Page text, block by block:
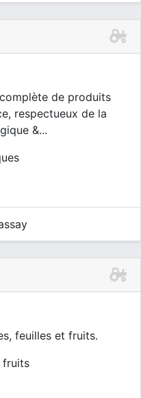
de produits
respectueux de la
&...
feuilles et fruits.
fruits